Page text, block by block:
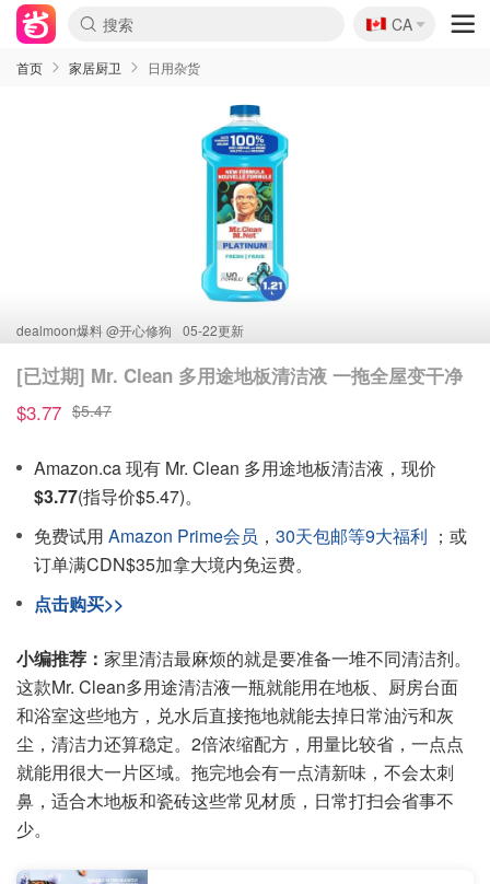
🇨🇦
CA
首页 家居厨卫 日用杂货
dealmoon爆料 @开心修狗 05-22更新
[已过期] Mr. Clean 多用途地板清洁液 一拖全屋变干净
$3.77 $5.47
Amazon.ca 现有 Mr. Clean 多用途地板清洁液，现价
$3.77(指导价$5.47)。
免费试用 Amazon Prime会员 ， 30天包邮等9大福利 ；或
订单满CDN$35加拿大境内免运费。
点击购买>>
小编推荐： 家里清洁最麻烦的就是要准备一堆不同清洁剂。
这款Mr. Clean多用途清洁液一瓶就能用在地板、厨房台面
和浴室这些地方，兑水后直接拖地就能去掉日常油污和灰
尘，清洁力还算稳定。2倍浓缩配方，用量比较省，一点点
就能用很大一片区域。拖完地会有一点清新味，不会太刺
鼻，适合木地板和瓷砖这些常见材质，日常打扫会省事不
少。